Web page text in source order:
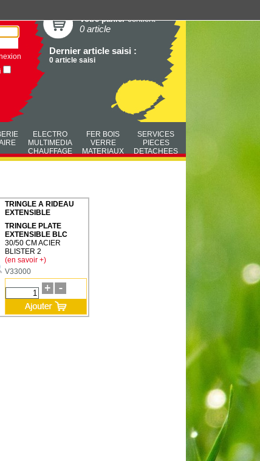
Votre paniercontient
0 article
Dernier article saisi :
0 article saisi
ELECTRO
MULTIMEDIA
CHAUFFAGE
FER BOIS
VERRE
MATERIAUX
SERVICES
PIECES
DETACHEES
TRINGLE A RIDEAU
EXTENSIBLE
TRINGLE PLATE
EXTENSIBLE BLC
30/50 CM ACIER
BLISTER 2
(en savoir +)
V33000